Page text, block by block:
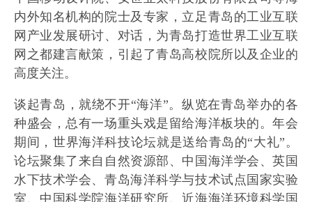
内外知名机构的院士及专家，立足青岛的工业互联
网产业发展研讨、对话，为青岛打造世界工业互联
网之都建言献策，引起了青岛高校院所以及企业的
高度关注。
谈起青岛，就绕不开“海洋”。纵览在青岛举办的各
种盛会，总有一场重头戏是留给海洋板块的。年会
期间，世界海洋科技论坛就是送给青岛的“大礼”。
论坛聚集了来自自然资源部、中国海洋学会、英国
水下技术学会、青岛海洋科学与技术试点国家实验
室、中国科学院海洋研究所、近海海洋环境科学国